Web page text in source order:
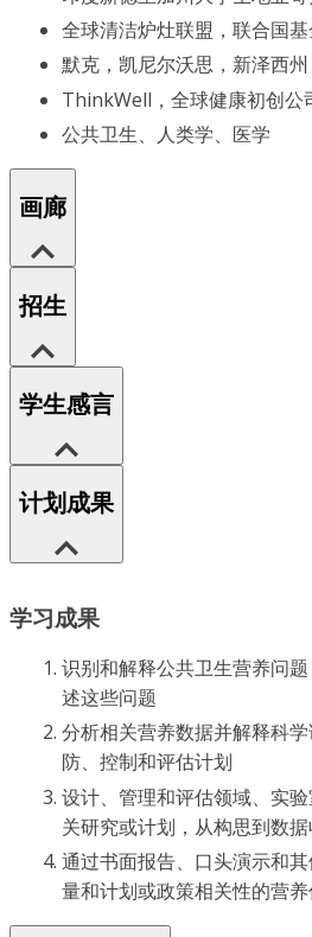
全球清洁炉灶联盟，联合国
默克，凯尼尔沃思，新泽西州
ThinkWell，全球健康初创公
公共卫生、人类学、医学
画廊
招生
学生感言
计划成果
学习成果
识别和解释公共卫生营养问
述这些问题
分析相关营养数据并解释科
防、控制和评估计划
设计、管理和评估领域、实
关研究或计划，从构思到数
通过书面报告、口头演示和
量和计划或政策相关性的营养